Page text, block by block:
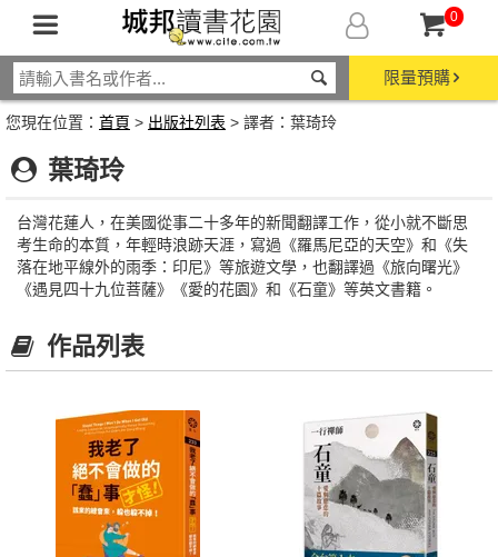
0
限量預購
您現在位置： 首頁 > 出版社列表 > 譯者：葉琦玲
葉琦玲
台灣花蓮人，在美國從事二十多年的新聞翻譯工作，從小就不斷思
考生命的本質，年輕時浪跡天涯，寫過《羅馬尼亞的天空》和《失
落在地平線外的雨季：印尼》等旅遊文學，也翻譯過《旅向曙光》
《遇見四十九位菩薩》《愛的花園》和《石童》等英文書籍。
作品列表